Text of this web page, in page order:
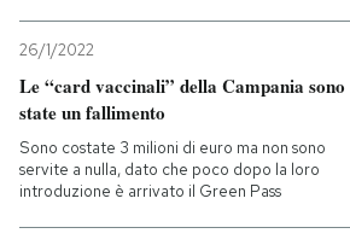
26/1/2022
Le “card vaccinali” della Campania sono
state un fallimento
Sono costate 3 milioni di euro ma non sono
servite a nulla, dato che poco dopo la loro
introduzione è arrivato il Green Pass